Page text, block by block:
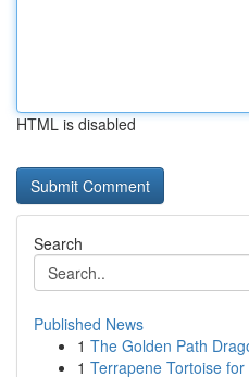
HTML is disabled
Search
Published News
1 The Golden Path
1 Terrapene Tortoise